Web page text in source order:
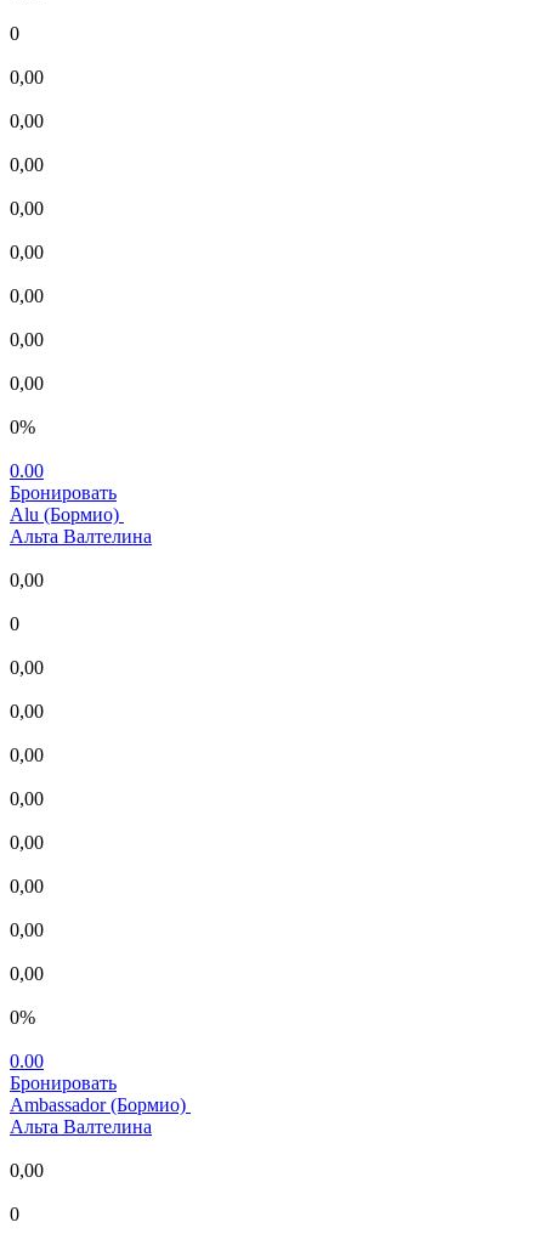
0
0,00
0,00
0,00
0,00
0,00
0,00
0,00
0,00
0%
0.00
Бронировать
Alu (Бормио)
Альта Валтелина
0,00
0
0,00
0,00
0,00
0,00
0,00
0,00
0,00
0,00
0%
0.00
Бронировать
Ambassador (Бормио)
Альта Валтелина
0,00
0